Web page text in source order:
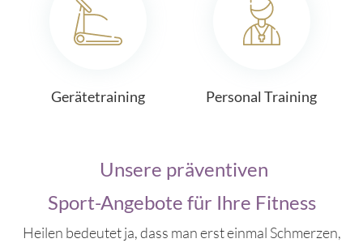
Gerätetraining Personal Training
Unsere präventiven
Sport-Angebote für Ihre Fitness
Heilen bedeutet ja, dass man erst einmal Schmerzen,